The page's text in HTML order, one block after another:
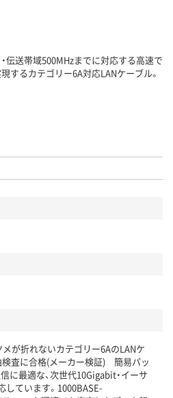
伝送帯域500MHzまでに対応する高速で
するカテゴリー6A対応LANケーブル。
が折れないカテゴリー6AのLANケ
査に合格(メーカー検証) 簡易パッ
に最適な、次世代10Gigabit・イーサ
しています。1000BASE-